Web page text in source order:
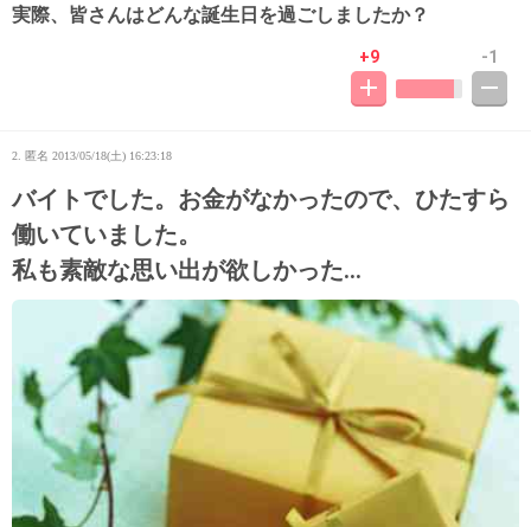
実際、皆さんはどんな誕生日を過ごしましたか？
+9 -1
2. 匿名 2013/05/18(土) 16:23:18
バイトでした。お金がなかったので、ひたすら
働いていました。
私も素敵な思い出が欲しかった…